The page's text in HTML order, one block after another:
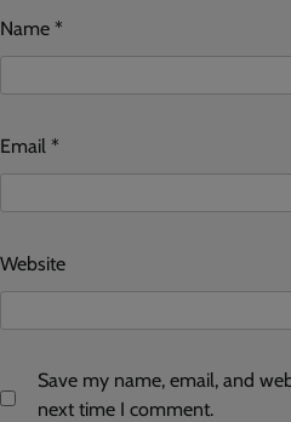
Name *
Email *
Website
Save my name, email, and
next time I comment.